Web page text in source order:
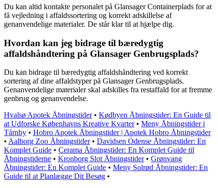
Du kan altid kontakte personalet på Glansager Containerplads for at
få vejledning i affaldssortering og korrekt adskillelse af
genanvendelige materialer. De står klar til at hjælpe dig.
Hvordan kan jeg bidrage til bæredygtig
affaldshåndtering på Glansager Genbrugsplads?
Du kan bidrage til bæredygtig affaldshåndtering ved korrekt
sortering af dine affaldstyper på Glansager Genbrugsplads.
Genanvendelige materialer skal adskilles fra restaffald for at fremme
genbrug og genanvendelse.
Hvalsø Apotek Åbningstider• Kødbyen Åbningstider: En Guide til
at Udforske Københavns Kreative Kvarter• Meny Åbningstider i
Tårnby • Hobro Apotek Åbningstider | Apotek Hobro Åbningstider
• Aalborg Zoo Åbningstider• Davidsen Odense Åbningstider: En
Komplet Guide • Cerama Åbningstider: En Komplet Guide til
Åbningstiderne • Kronborg Slot Åbningstider• Grønvang
Åbningstider: En Komplet Guide • Meny Solrød Åbningstider: En
Guide til at Planlægge Dit Besøg •